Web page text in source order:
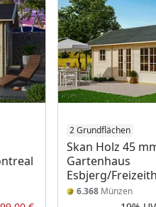
2 Grundflächen
Skan Holz 45
Gartenhaus
Esbjerg/
6.368 Münzen